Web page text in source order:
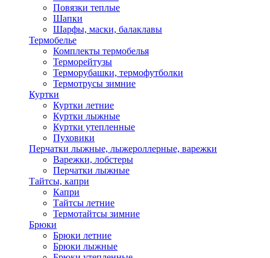
Повязки теплые
Шапки
Шарфы, маски, балаклавы
Термобелье
Комплекты термобелья
Терморейтузы
Терморубашки, термофутболки
Термотрусы зимние
Куртки
Куртки летние
Куртки лыжные
Куртки утепленные
Пуховики
Перчатки лыжные, лыжероллерные, варежки
Варежки, лобстеры
Перчатки лыжные
Тайтсы, капри
Капри
Тайтсы летние
Термотайтсы зимние
Брюки
Брюки летние
Брюки лыжные